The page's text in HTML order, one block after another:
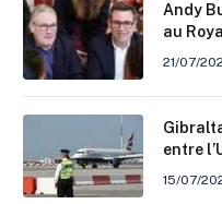
Andy
au
21/07/
entre
15/07/